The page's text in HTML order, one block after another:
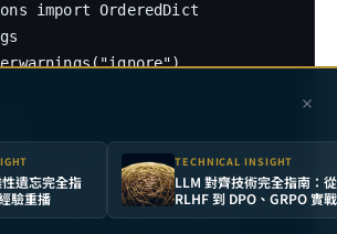
import OrderedDict
fl
import NumPyClient, ClientApp
import ServerApp, ServerConfig
import FedAvg
遺忘完全指
驗重播
TECHNICAL INSIGHT
LLM 對齊技術完全指南：從
RLHF 到 DPO、GRPO 實戰